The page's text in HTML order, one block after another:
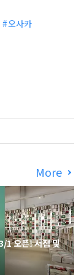
오사카
More
1 오픈! 서점 및